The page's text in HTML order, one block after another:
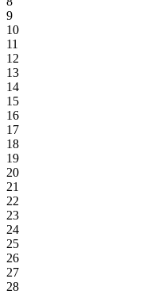
9
10
11
12
13
14
15
16
17
18
19
20
21
22
23
24
25
26
27
28